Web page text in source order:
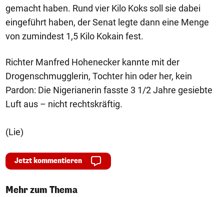
gemacht haben. Rund vier Kilo Koks soll sie dabei
eingeführt haben, der Senat legte dann eine Menge
von zumindest 1,5 Kilo Kokain fest.
Richter Manfred Hohenecker kannte mit der
Drogenschmugglerin, Tochter hin oder her, kein
Pardon: Die Nigerianerin fasste 3 1/2 Jahre gesiebte
Luft aus – nicht rechtskräftig.
(Lie)
Jetzt kommentieren
Mehr zum Thema